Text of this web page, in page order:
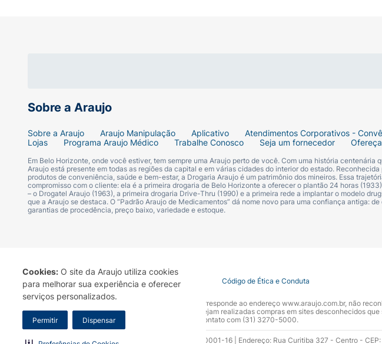
Cookies: O site da Araujo utiliza cookies
para melhorar sua experiência e oferecer
serviços personalizados.
Permitir Dispensar
Sobre a Araujo
Sobre a Araujo Araujo Manipulação Aplicativo Atendimentos Corporativos -
Lojas
Programa Araujo Médico Trabalhe Conosco Seja um fornecedor
Em Belo Horizonte, onde você estiver, tem sempre uma Araujo perto de você. Com uma história centenária
Araujo está presente em todas as regiões da capital e em várias cidades do interior do estado.
produtos de conveniência, saúde e bem-estar, a Drogaria Araujo é um patrimônio dos mineiros. Essa
compromisso com o cliente: ela é a primeira drogaria de Belo Horizonte a oferecer o plantão 24 horas
– o Drogatel Araujo (1963), a primeira drogaria Drive-Thru (1990) e a primeira rede a implantar o modelo
que a Araujo se destaca. O “Padrão Araujo de Medicamentos” dá nome novo para uma confiança antiga:
garantias de procedência, preço baixo, variedade e estoque.
Termo de Uso Portal da Privacidade Covid-19 Código de Ética e Conduta
A Drogaria Araujo S/A informa que o seu site oficial corresponde ao endereço www.araujo.com.br, não
marca. Para sua segurança recomendamos que não sejam realizadas compras em sites desconhecidos
Araujo S.A. Em caso de dúvidas, gentileza entrar em contato com (31) 3270-5000.
Razão Social: Drogaria Araujo S.A | CNPJ: 17.256.512.0001-16 | Endereço: Rua Curitiba 327 - Centro -